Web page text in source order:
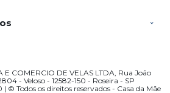
E COMERCIO DE VELAS LTDA, Rua João
- Veloso - 12582-150 - Roseira - SP
© Todos os direitos reservados - Casa da Mãe